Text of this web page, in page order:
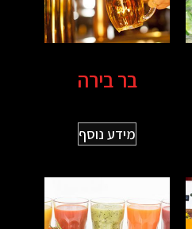
בר בירה
מידע נוסף